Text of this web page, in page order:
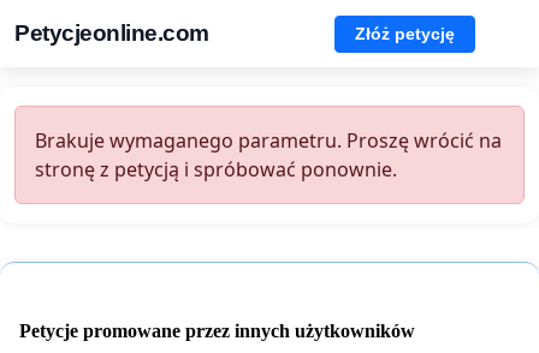
Petycjeonline.com Złóż petycję
Brakuje wymaganego parametru. Proszę wrócić na
stronę z petycją i spróbować ponownie.
Petycje promowane przez innych użytkowników